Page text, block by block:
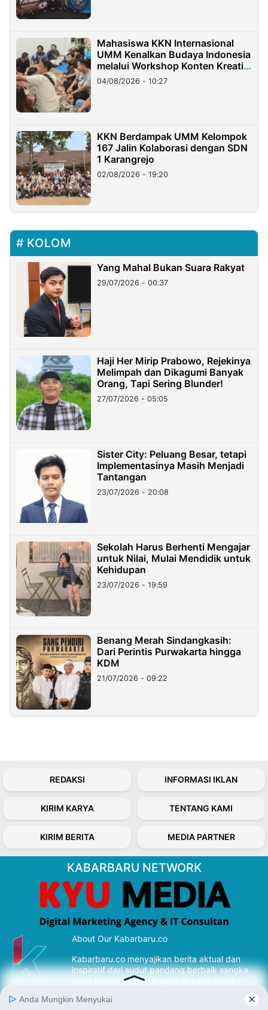
Mahasiswa KKN Internasional
UMM Kenalkan Budaya Indonesia
melalui Workshop Konten Kreatif
di Taiwan
04/08/2026 - 10:27
KKN Berdampak UMM Kelompok
167 Jalin Kolaborasi dengan SDN
1 Karangrejo
02/08/2026 - 19:20
KOLOM
Yang Mahal Bukan Suara Rakyat
29/07/2026 - 00:37
Haji Her Mirip Prabowo, Rejekinya
Melimpah dan Dikagumi Banyak
Orang, Tapi Sering Blunder!
27/07/2026 - 05:05
Sister City: Peluang Besar, tetapi
Implementasinya Masih Menjadi
Tantangan
23/07/2026 - 20:08
Sekolah Harus Berhenti Mengajar
untuk Nilai, Mulai Mendidik untuk
Kehidupan
23/07/2026 - 19:59
Benang Merah Sindangkasih:
Dari Perintis Purwakarta hingga
KDM
21/07/2026 - 09:22
REDAKSI INFORMASI IKLAN
KIRIM KARYA TENTANG KAMI
KIRIM BERITA MEDIA PARTNER
KABARBARU NETWORK
About Our Kabarbaru.co
Kabarbaru.co menyajikan berita aktual dan
inspiratif dari sudut pandang berbaik sangka
serta terverifikasi dari sumber yang tepat.